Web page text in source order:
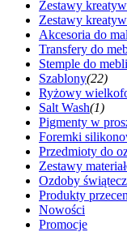
Zestawy
Zestawy
Akcesoria do
Transfery do
Stemple do
Szablony(22)
Ryżowy
Salt Wash(1)
Pigmenty w
Foremki
Przedmioty do
Zestawy
Ozdoby
Produkty
Nowości
Promocje